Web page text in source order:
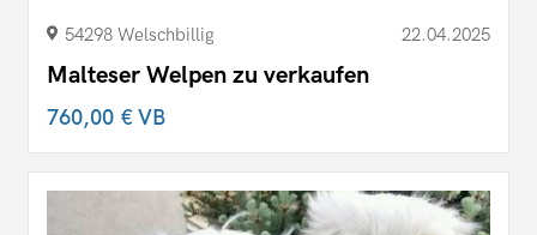
54298 Welschbillig 22.04.2025
Malteser Welpen zu verkaufen
760,00 €VB